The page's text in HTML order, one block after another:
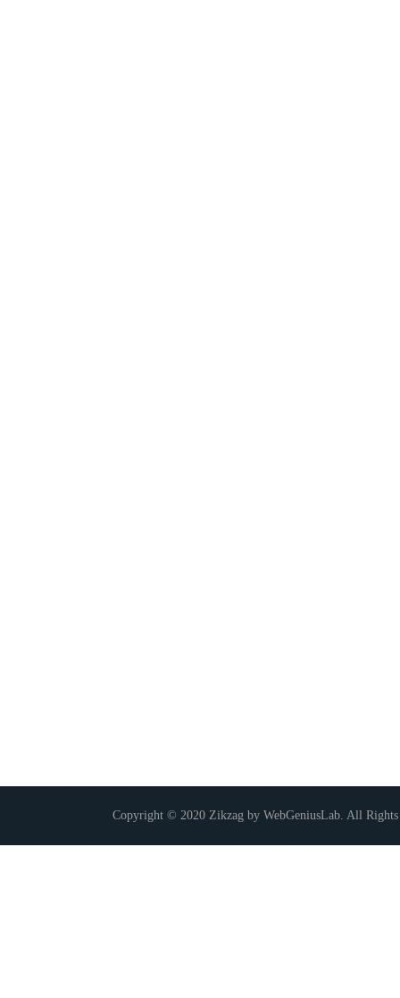
Copyright © 2020 Zikzag by WebGeniusLab. All Rights